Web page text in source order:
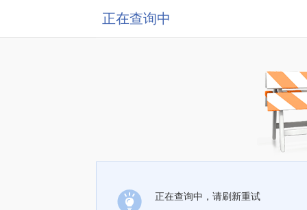
正在查询中
正在查询中，请刷新重试